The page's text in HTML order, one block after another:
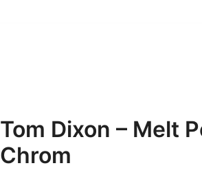
Tom Dixon – Melt
Chrom